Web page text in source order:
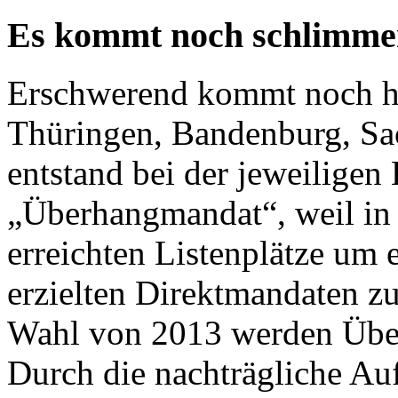
Es kommt noch
Erschwerend kommt noch
Thüringen, Bandenburg,
entstand bei der jeweiligen
„Überhangmandat“, weil
erreichten Listenplätze um
erzielten Direktmandaten
Wahl von 2013 werden
Durch die nachträgliche